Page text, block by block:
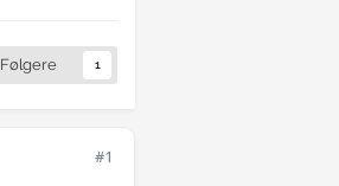
Følgere 1
#1